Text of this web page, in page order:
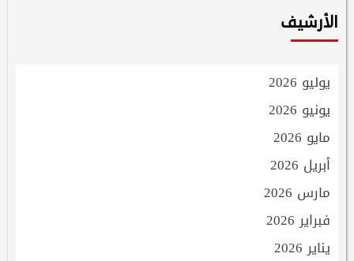
الأرشيف
يوليو 2026
يونيو 2026
مايو 2026
أبريل 2026
مارس 2026
فبراير 2026
يناير 2026